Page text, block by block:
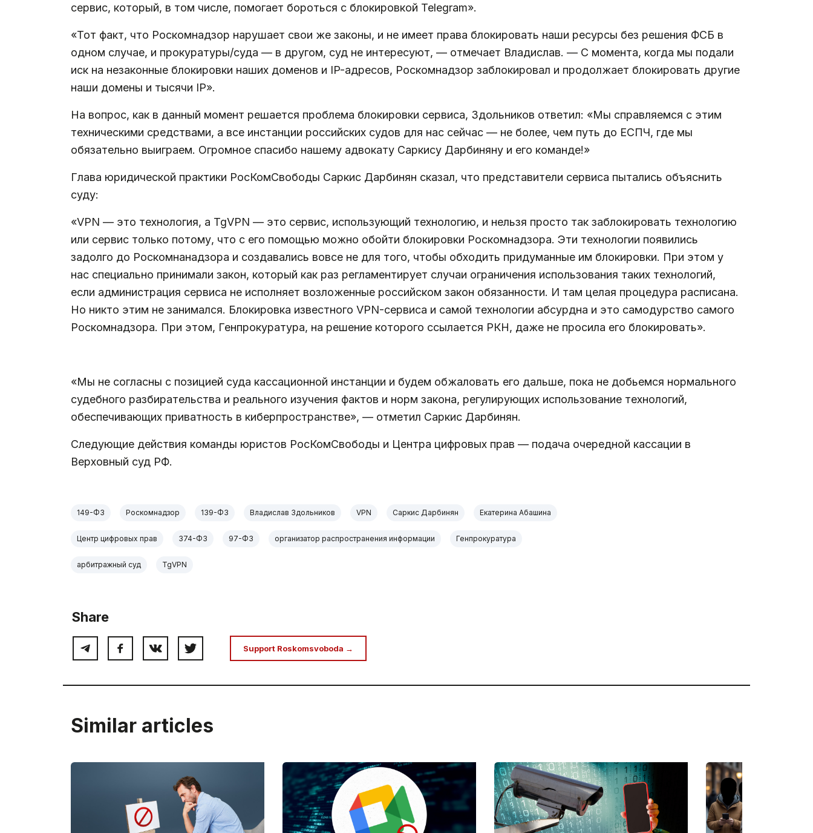
сервис, который, в том числе, помогает бороться с блокировкой Telegram».
«Тот факт, что Роскомнадзор нарушает свои же законы, и не имеет права блокировать наши ресурсы без решения ФСБ в
одном случае, и прокуратуры/суда — в другом, суд не интересуют, — отмечает Владислав. — С момента, когда мы подали
иск на незаконные блокировки наших доменов и IP-адресов, Роскомнадзор заблокировал и продолжает блокировать другие
наши домены и тысячи IP».
На вопрос, как в данный момент решается проблема блокировки сервиса, Здольников ответил: «Мы справляемся с этим
техническими средствами, а все инстанции российских судов для нас сейчас — не более, чем путь до ЕСПЧ, где мы
обязательно выиграем. Огромное спасибо нашему адвокату Саркису Дарбиняну и его команде!»
Глава юридической практики РосКомСвободы Саркис Дарбинян сказал, что представители сервиса пытались объяснить
суду:
«VPN — это технология, а TgVPN — это сервис, использующий технологию, и нельзя просто так заблокировать технологию
или сервис только потому, что с его помощью можно обойти блокировки Роскомнадзора. Эти технологии появились
задолго до Роскомнанадзора и создавались вовсе не для того, чтобы обходить придуманные им блокировки. При этом у
нас специально принимали закон, который как раз регламентирует случаи ограничения использования таких технологий,
если администрация сервиса не исполняет возложенные российском закон обязанности. И там целая процедура расписана.
Но никто этим не занимался. Блокировка известного VPN-сервиса и самой технологии абсурдна и это самодурство самого
Роскомнадзора. При этом, Генпрокуратура, на решение которого ссылается РКН, даже не просила его блокировать».
«Мы не согласны с позицией суда кассационной инстанции и будем обжаловать его дальше, пока не добьемся нормального
судебного разбирательства и реального изучения фактов и норм закона, регулирующих использование технологий,
обеспечивающих приватность в киберпространстве», — отметил Саркис Дарбинян.
Следующие действия команды юристов РосКомСвободы и Центра цифровых прав — подача очередной кассации в
Верховный суд РФ.
149-ФЗ Роскомнадзор 139-ФЗ Владислав Здольников VPN Саркис Дарбинян Екатерина Абашина
Центр цифровых прав 374-ФЗ 97-ФЗ организатор распространения информации Генпрокуратура
арбитражный суд TgVPN
Share
Support Roskomsvoboda →
Similar articles